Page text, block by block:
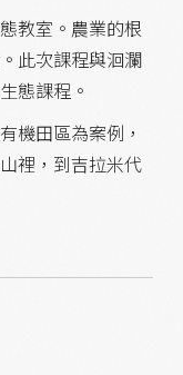
教室。農業的根
此次課程與洄瀾
態課程。
機田區為案例，
裡，到吉拉米代